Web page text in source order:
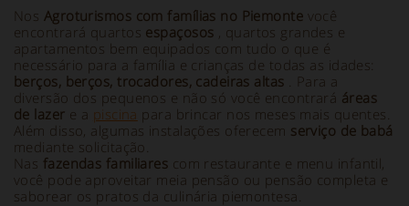
Nos Agroturismos com famílias no Piemonte você
encontrará quartos espaçosos , quartos grandes e
apartamentos bem equipados com tudo o que é
necessário para a família e crianças de todas as idades:
berços, berços, trocadores, cadeiras altas . Para a
diversão dos pequenos e não só você encontrará áreas
de lazer e a piscina para brincar nos meses mais quentes.
Além disso, algumas instalações oferecem serviço de babá
mediante solicitação.
Nas fazendas familiares com restaurante e menu infantil,
você pode aproveitar meia pensão ou pensão completa e
saborear os pratos da culinária piemontesa.